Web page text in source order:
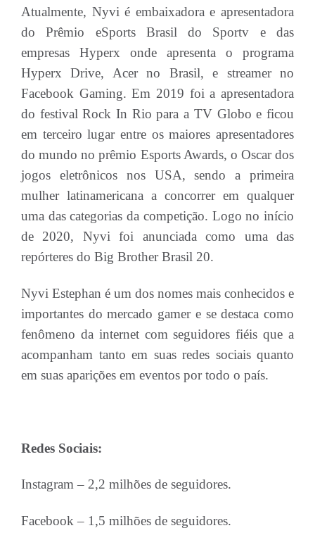
Atualmente, Nyvi é embaixadora e apresentadora
do Prêmio eSports Brasil do Sportv e das
empresas Hyperx onde apresenta o programa
Hyperx Drive, Acer no Brasil, e streamer no
Facebook Gaming. Em 2019 foi a apresentadora
do festival Rock In Rio para a TV Globo e ficou
em terceiro lugar entre os maiores apresentadores
do mundo no prêmio Esports Awards, o Oscar dos
jogos eletrônicos nos USA, sendo a primeira
mulher latinamericana a concorrer em qualquer
uma das categorias da competição. Logo no início
de 2020, Nyvi foi anunciada como uma das
repórteres do Big Brother Brasil 20.
Nyvi Estephan é um dos nomes mais conhecidos e
importantes do mercado gamer e se destaca como
fenômeno da internet com seguidores fiéis que a
acompanham tanto em suas redes sociais quanto
em suas aparições em eventos por todo o país.
Redes Sociais:
Instagram – 2,2 milhões de seguidores.
Facebook – 1,5 milhões de seguidores.